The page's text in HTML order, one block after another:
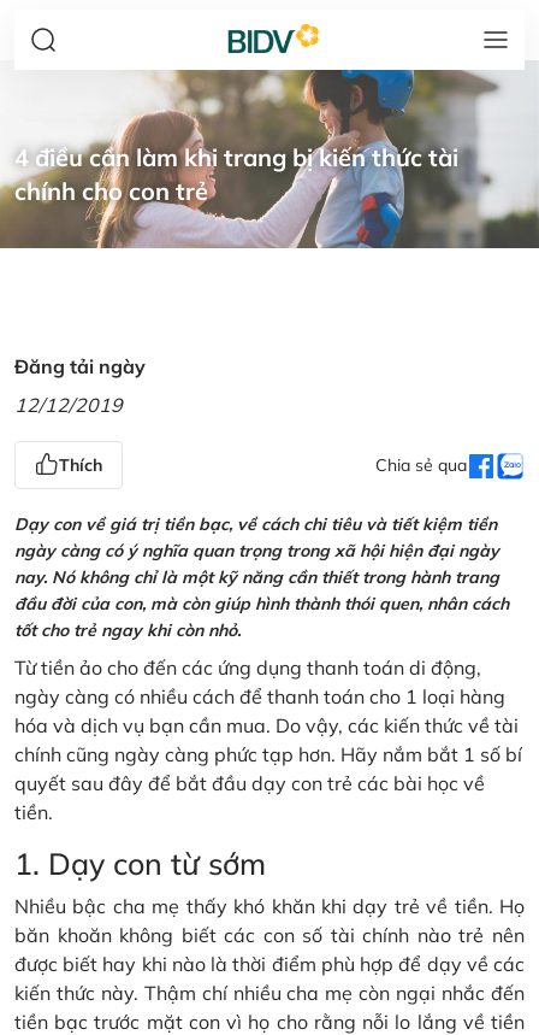
4 điều cần làm khi trang bị kiến thức tài
chính cho con trẻ
Đăng tải ngày
12/12/2019
Thích Chia sẻ qua
Dạy con về giá trị tiền bạc, về cách chi tiêu và tiết kiệm tiền
ngày càng có ý nghĩa quan trọng trong xã hội hiện đại ngày
nay. Nó không chỉ là một kỹ năng cần thiết trong hành trang
đầu đời của con, mà còn giúp hình thành thói quen, nhân cách
tốt cho trẻ ngay khi còn nhỏ.
Từ tiền ảo cho đến các ứng dụng thanh toán di động,
ngày càng có nhiều cách để thanh toán cho 1 loại hàng
hóa và dịch vụ bạn cần mua. Do vậy, các kiến thức về tài
chính cũng ngày càng phức tạp hơn. Hãy nắm bắt 1 số bí
quyết sau đây để bắt đầu dạy con trẻ các bài học về
tiền.
1. Dạy con từ sớm
Nhiều bậc cha mẹ thấy khó khăn khi dạy trẻ về tiền. Họ
băn khoăn không biết các con số tài chính nào trẻ nên
được biết hay khi nào là thời điểm phù hợp để dạy về các
kiến thức này. Thậm chí nhiều cha mẹ còn ngại nhắc đến
tiền bạc trước mặt con vì họ cho rằng nỗi lo lắng về tiền